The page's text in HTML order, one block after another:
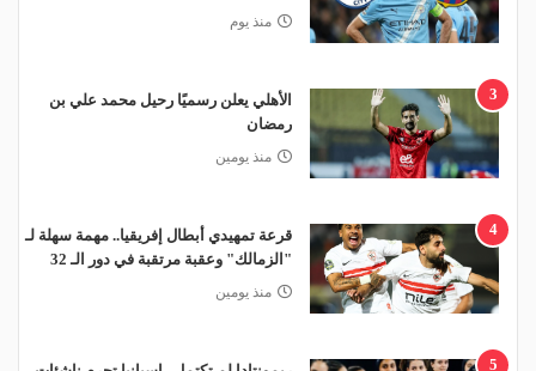
منذ يوم
3
الأهلي يعلن رسميًا رحيل محمد علي بن
رمضان
منذ يومين
4
قرعة تمهيدي أبطال إفريقيا.. مهمة سهلة لـ
"الزمالك" وعقبة مرتقبة في دور الـ 32
منذ يومين
5